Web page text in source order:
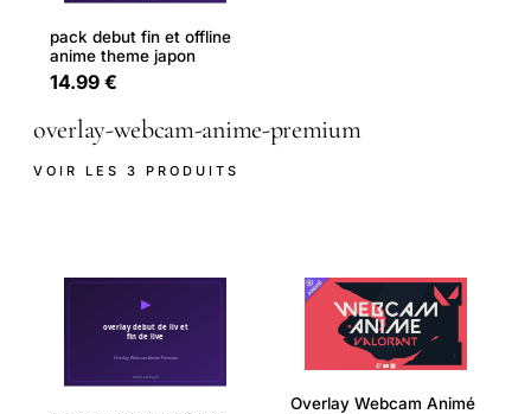
pack debut fin et offline
anime theme japon
14.99 €
overlay-webcam-anime-premium
VOIR LES 3 PRODUITS
Overlay Webcam Animé